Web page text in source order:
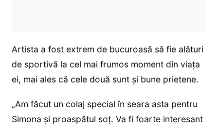
Artista a fost extrem de bucuroasă să fie alături
de sportivă la cel mai frumos moment din viața
ei, mai ales că cele două sunt și bune prietene.
„Am făcut un colaj special în seara asta pentru
Simona și proaspătul soț. Va fi foarte interesant